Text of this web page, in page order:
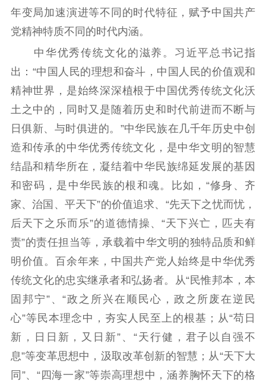
年变局加速演进等不同的时代特征，赋予中国共产
党精神特质不同的时代内涵。
中华优秀传统文化的滋养。习近平总书记指
出：“中国人民的理想和奋斗，中国人民的价值观和
精神世界，是始终深深植根于中国优秀传统文化沃
土之中的，同时又是随着历史和时代前进而不断与
日俱新、与时俱进的。”中华民族在几千年历史中创
造和传承的中华优秀传统文化，是中华文明的智慧
结晶和精华所在，凝结着中华民族绵延发展的基因
和密码，是中华民族的根和魂。比如，“修身、齐
家、治国、平天下”的价值追求、“先天下之忧而忧，
后天下之乐而乐”的道德情操、“天下兴亡，匹夫有
责”的责任担当等，承载着中华文明的独特品质和鲜
明价值。百余年来，中国共产党人始终是中华优秀
传统文化的忠实继承者和弘扬者。从“民惟邦本，本
固邦宁”、“政之所兴在顺民心，政之所废在逆民
心”等民本理念中，夯实人民至上的根基；从“苟日
新，日日新，又日新”、“天行健，君子以自强不
息”等变革思想中，汲取改革创新的智慧；从“天下大
同”、“四海一家”等崇高理想中，涵养胸怀天下的格